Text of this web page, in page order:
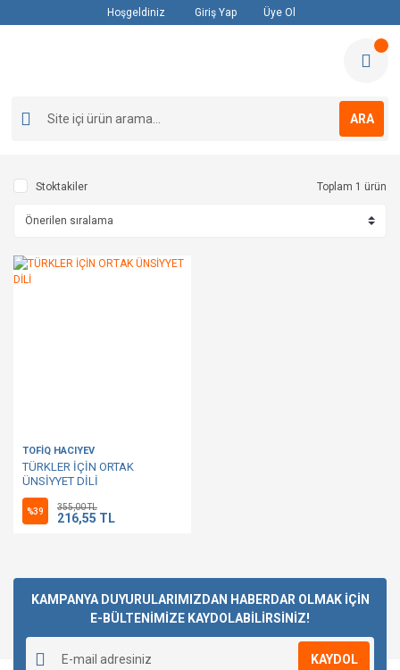
Hoşgeldiniz Giriş Yap Üye Ol
ARA
Stoktakiler Toplam 1 ürün
TOFİQ HACIYEV
TÜRKLER İÇİN ORTAK
ÜNSİYYET DİLİ
%39 355,00 TL
216,55 TL
KAMPANYA DUYURULARIMIZDAN HABERDAR OLMAK İÇİN
E-BÜLTENİMİZE KAYDOLABİLİRSİNİZ!
KAYDOL